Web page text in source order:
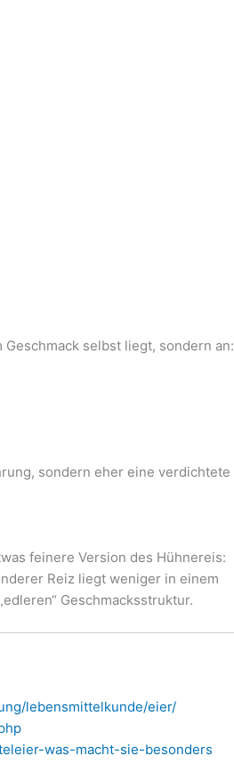
selbst liegt, sondern an:
sondern eher eine verdichtete
feinere Version des Hühnereis:
Reiz liegt weniger in einem
Geschmacksstruktur.
lebensmittelkunde/eier/
was-macht-sie-besonders